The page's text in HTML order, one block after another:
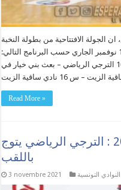
ان الجولة الافتتاحية من بطولة النخبة
لكرة اليد لموسم 2021-2022 ستقام يوم 16 نوفمبر الجاري حسب البرنامج التالي:
المجموعة الاولى في قاعة الزواوي – س 16 الترجي الرياضي – بعث بني خيار في
Read More »
البطولة العربية لكرة اليد 2021 : الترجي الرياضي يتوج
باللقب
3 novembre 2021 النوادي التونسية